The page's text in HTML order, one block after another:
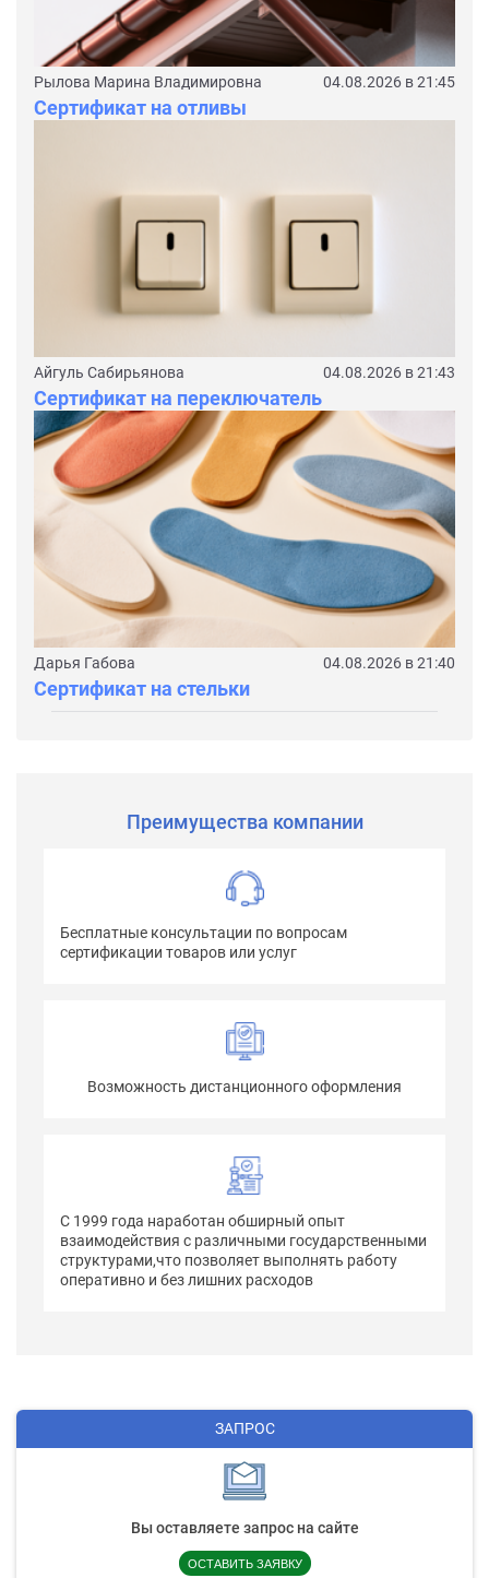
Рылова Марина Владимировна 04.08.2026 в 21:45
Сертификат на отливы
Айгуль Сабирьянова 04.08.2026 в 21:43
Сертификат на переключатель
Дарья Габова 04.08.2026 в 21:40
Сертификат на стельки
Преимущества компании
Бесплатные консультации по вопросам
сертификации товаров или услуг
Возможность дистанционного оформления
С 1999 года наработан обширный опыт
взаимодействия с различными государственными
структурами,что позволяет выполнять работу
оперативно и без лишних расходов
ЗАПРОС
Вы оставляете запрос на сайте
ОСТАВИТЬ ЗАЯВКУ